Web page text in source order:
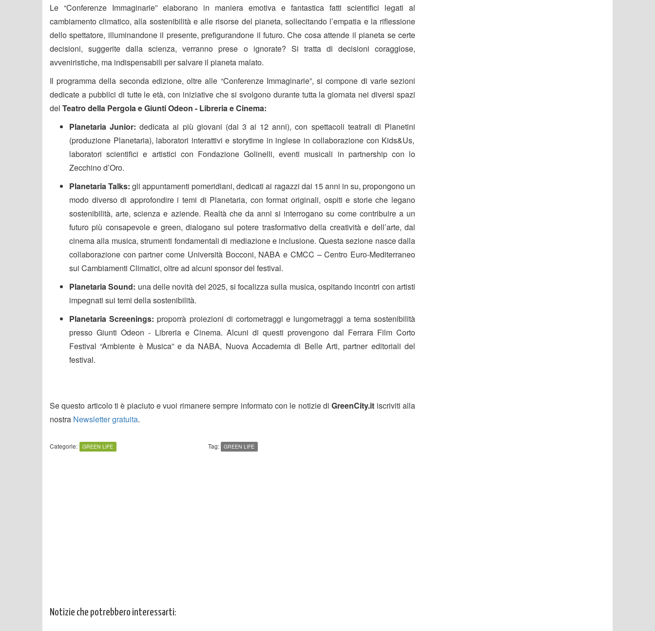
Le “Conferenze Immaginarie” elaborano in maniera emotiva e fantastica fatti scientifici legati al
cambiamento climatico, alla sostenibilità e alle risorse del pianeta, sollecitando l’empatia e la riflessione
dello spettatore, illuminandone il presente, prefigurandone il futuro. Che cosa attende il pianeta se certe
decisioni, suggerite dalla scienza, verranno prese o ignorate? Si tratta di decisioni coraggiose,
avveniristiche, ma indispensabili per salvare il pianeta malato.
Il programma della seconda edizione, oltre alle “Conferenze Immaginarie”, si compone di varie sezioni
dedicate a pubblici di tutte le età, con iniziative che si svolgono durante tutta la giornata nei diversi spazi
del Teatro della Pergola e Giunti Odeon - Libreria e Cinema:
Planetaria Junior: dedicata ai più giovani (dai 3 ai 12 anni), con spettacoli teatrali di Planetini
(produzione Planetaria), laboratori interattivi e storytime in inglese in collaborazione con Kids&Us,
laboratori scientifici e artistici con Fondazione Golinelli, eventi musicali in partnership con lo
Zecchino d’Oro.
Planetaria Talks: gli appuntamenti pomeridiani, dedicati ai ragazzi dai 15 anni in su, propongono un
modo diverso di approfondire i temi di Planetaria, con format originali, ospiti e storie che legano
sostenibilità, arte, scienza e aziende. Realtà che da anni si interrogano su come contribuire a un
futuro più consapevole e green, dialogano sul potere trasformativo della creatività e dell’arte, dal
cinema alla musica, strumenti fondamentali di mediazione e inclusione. Questa sezione nasce dalla
collaborazione con partner come Università Bocconi, NABA e CMCC – Centro Euro-Mediterraneo
sui Cambiamenti Climatici, oltre ad alcuni sponsor del festival.
Planetaria Sound: una delle novità del 2025, si focalizza sulla musica, ospitando incontri con artisti
impegnati sui temi della sostenibilità.
Planetaria Screenings: proporrà proiezioni di cortometraggi e lungometraggi a tema sostenibilità
presso Giunti Odeon - Libreria e Cinema. Alcuni di questi provengono dal Ferrara Film Corto
Festival “Ambiente è Musica”e da NABA, Nuova Accademia di Belle Arti,partner editoriali del
festival.
Se questo articolo ti è piaciuto e vuoi rimanere sempre informato con le notizie diGreenCity.it iscriviti alla
nostra Newsletter gratuita.
Categorie: GREEN LIFE Tag: GREEN LIFE
Notizie che potrebbero interessarti: